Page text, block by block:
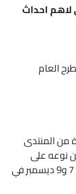
احداث
العام
من المنتدى
نوعه على
مستوى المنطقة في الفترة ما بين 7 و9 ديسمبر في